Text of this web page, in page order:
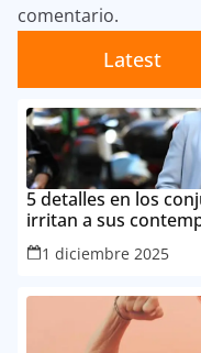
comentario.
Latest
5 detalles en los
irritan a sus
1 diciembre 2025